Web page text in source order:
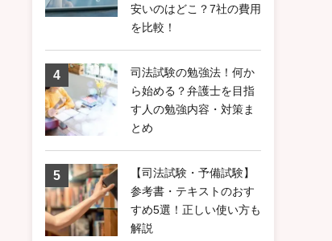
安いのはどこ？7社の費用
を比較！
司法試験の勉強法！何か
ら始める？弁護士を目指
す人の勉強内容・対策ま
とめ
【司法試験・予備試験】
参考書・テキストのおす
すめ5選！正しい使い方も
解説